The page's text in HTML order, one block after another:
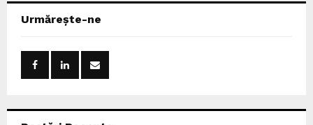
h
Urmărește-ne